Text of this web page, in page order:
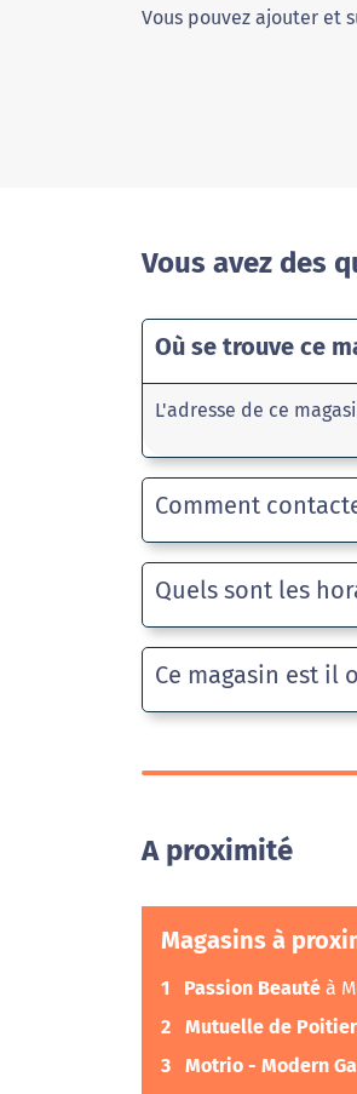
Vous pouvez ajouter et
Vous avez des
Où se trouve ce
L'adresse de ce
Comment
Quels sont les
Ce magasin est il
A proximité
Magasins à
1 Passion Beauté à
2 Mutuelle de
3 Motrio - Modern